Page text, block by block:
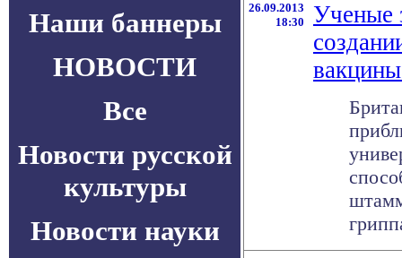
Наши баннеры
НОВОСТИ
Все
Новости русской
культуры
Новости науки
26.09.2013
18:30
Ученые